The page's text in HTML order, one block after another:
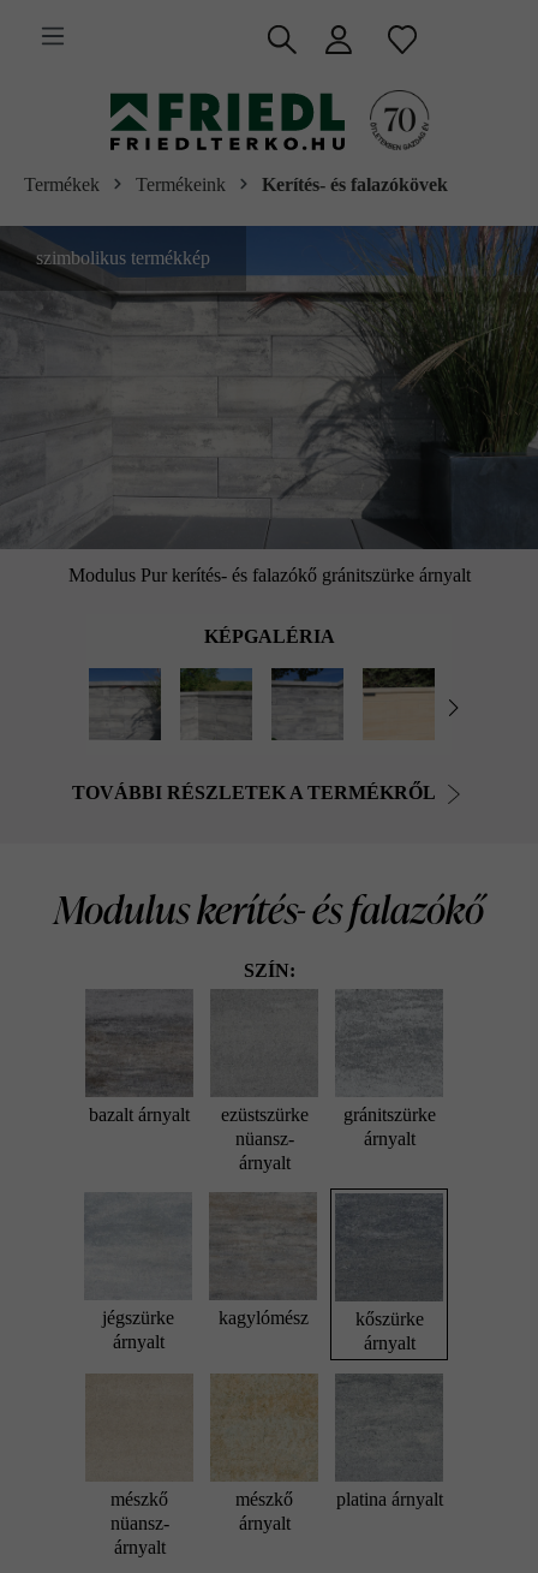
tartalomra
Termékek Termékeink Kerítés- és falazókövek
Modulus Pur kerítés- és falazókő gránitszürke árnyalt
szimbolikus termékkép
KÉPGALÉRIA
TOVÁBBI RÉSZLETEK A TERMÉKRŐL
Modulus kerítés- és falazókő
SZÍN:
bazalt árnyalt
ezüstszürke
nüansz-
árnyalt
gránitszürke
árnyalt
jégszürke
árnyalt
kagylómész
kőszürke
árnyalt
mészkő
nüansz-
árnyalt
mészkő
árnyalt
platina árnyalt